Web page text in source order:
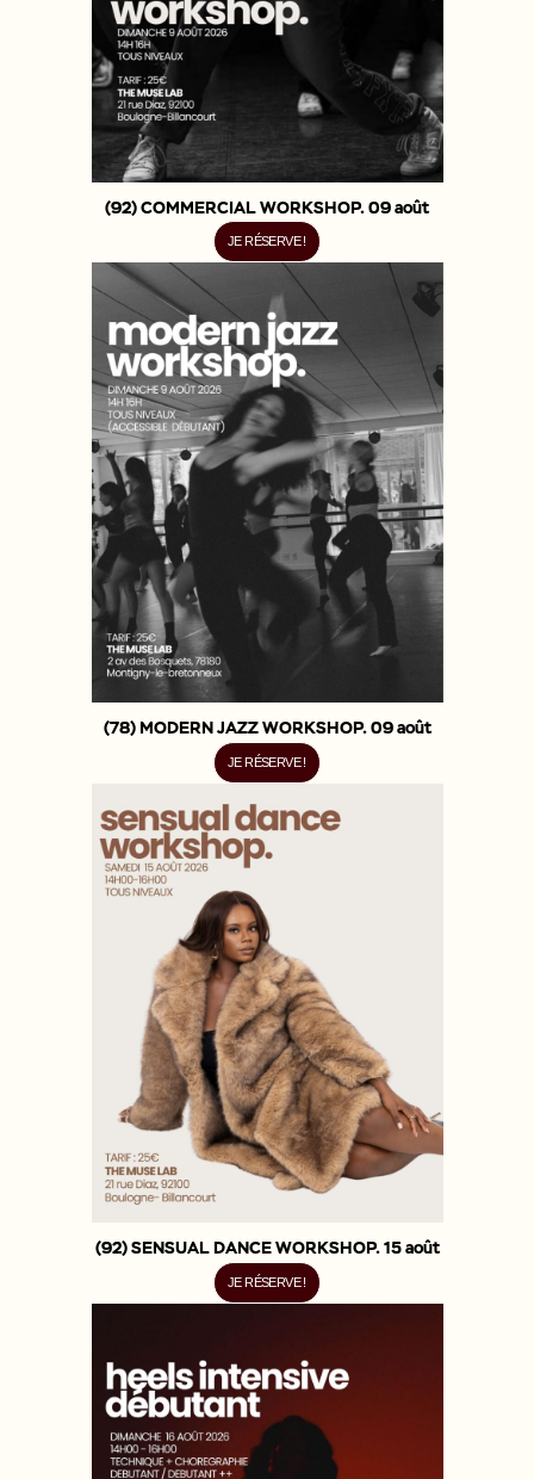
(92) COMMERCIAL WORKSHOP. 09 août
JE RÉSERVE !
(78) MODERN JAZZ WORKSHOP. 09 août
JE RÉSERVE !
(92) SENSUAL DANCE WORKSHOP. 15 août
JE RÉSERVE !